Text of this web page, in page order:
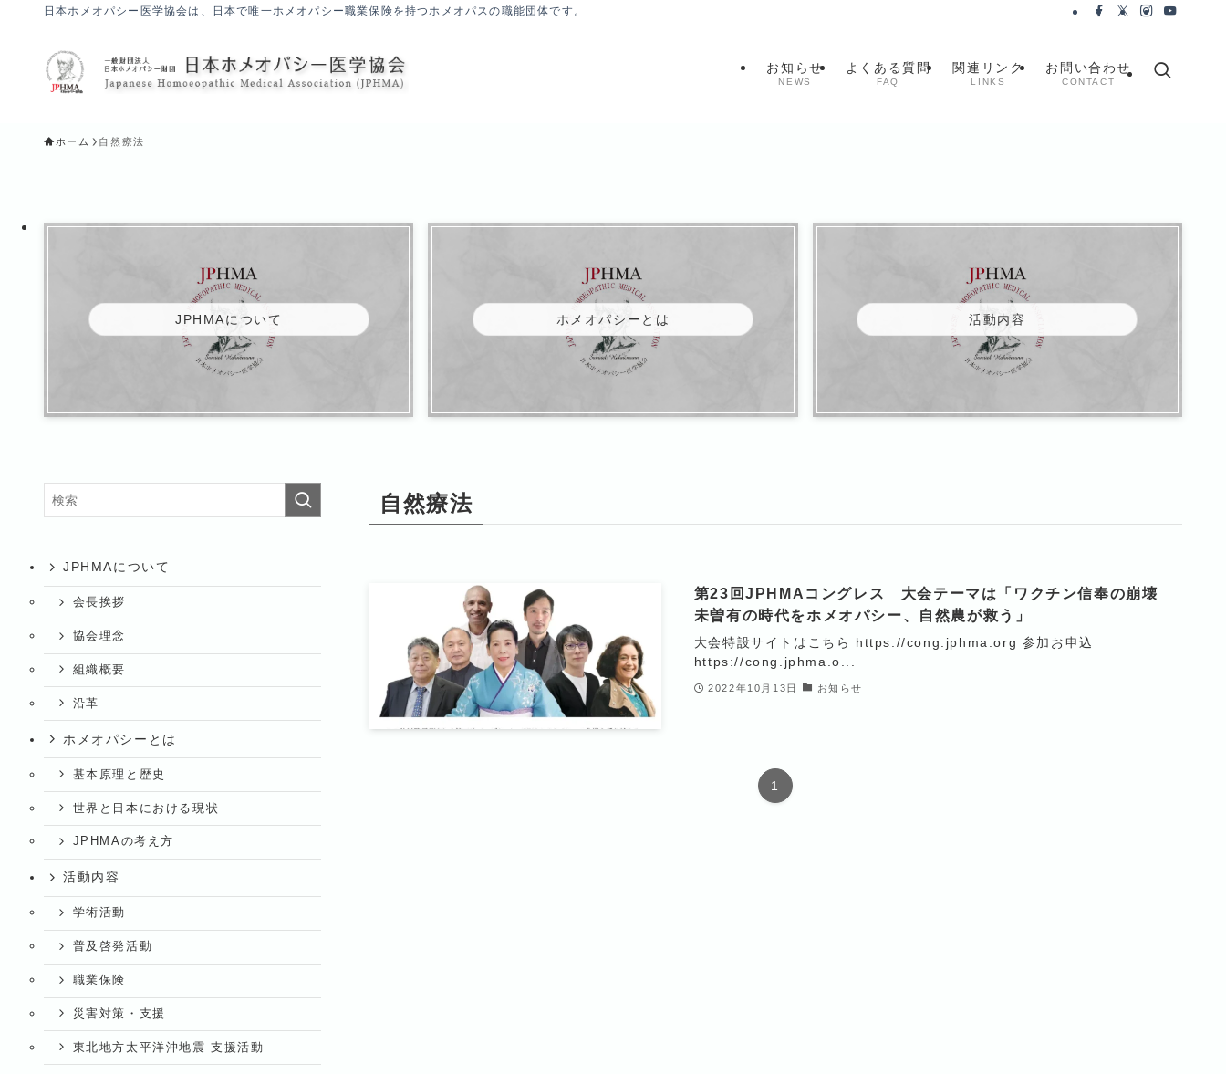
日本ホメオパシー医学協会は、日本で唯一ホメオパシー職業保険を持つホメオパスの職能団体です。
お知らせ
NEWS
よくある質問
FAQ
関連リンク
LINKS
お問い合わせ
CONTACT
ホーム 自然療法
JPHMAについて ホメオパシーとは 活動内容
自然療法
第23回JPHMAコングレス 大会テーマは「ワクチン信奉の崩壊
未曽有の時代をホメオパシー、自然農が救う」
大会特設サイトはこちら https://cong.jphma.org 参加お申込
https://cong.jphma.o...
2022年10月13日 お知らせ
1
JPHMAについて
会長挨拶
協会理念
組織概要
沿革
ホメオパシーとは
基本原理と歴史
世界と日本における現状
JPHMAの考え方
活動内容
学術活動
普及啓発活動
職業保険
災害対策・支援
東北地方太平洋沖地震 支援活動